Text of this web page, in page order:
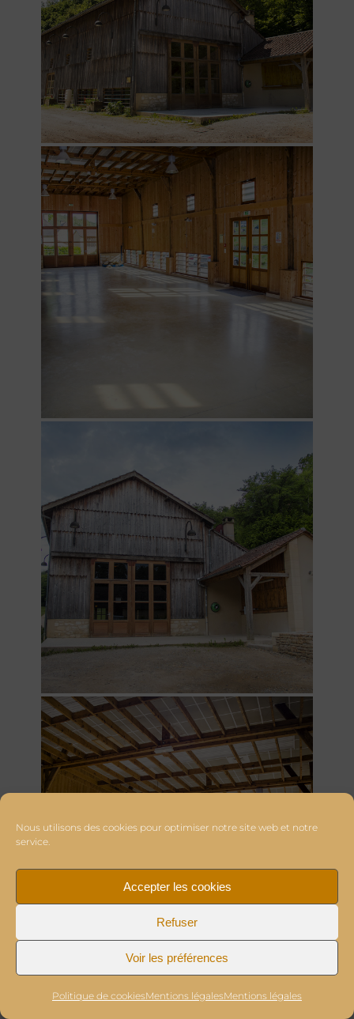
Nous utilisons des cookies pour optimiser notre site web et notre
service.
Accepter les cookies
Refuser
Voir les préférences
Politique de cookiesMentions légalesMentions légales